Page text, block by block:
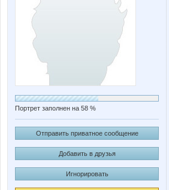
Портрет заполнен на 58 %
Отправить приватное сообщение
Добавить в друзья
Игнорировать